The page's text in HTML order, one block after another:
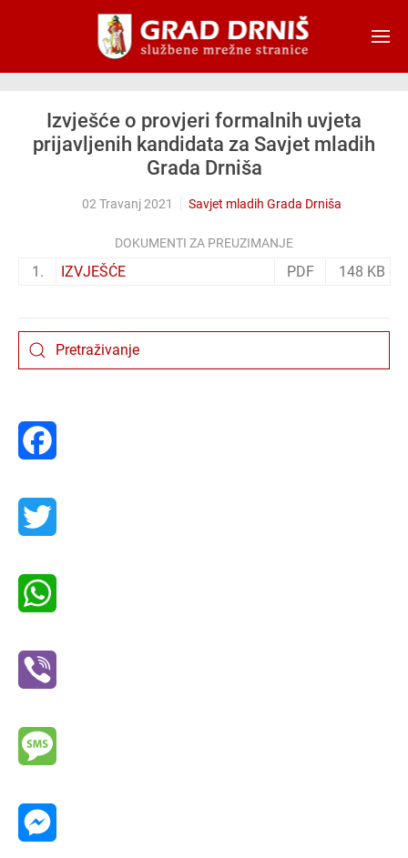
Skip to main content
Izvješće o provjeri formalnih uvjeta
prijavljenih kandidata za Savjet mladih
Grada Drniša
02 Travanj 2021 Savjet mladih Grada Drniša
DOKUMENTI ZA PREUZIMANJE
1. IZVJEŠĆE PDF 148 KB